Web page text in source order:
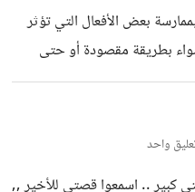
سعادة الأستاذة ندى
في هذه الأمسية
بعض الأفعال التي تؤثر
بطريقة مقصودة أو حتى
و التصرفات في أغلب الأحيان
ستجد في هنا ابرز الحيل التي
من الناس في العالم ! سبدأ أول بالحيل
واحد
كبير .. اسمعوا قصتي للأخير ,,